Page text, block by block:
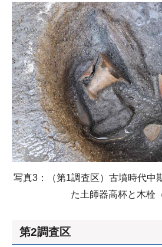
写真3：（第1調査区）古墳時代中
た土師器高杯と木栓
第2調査区